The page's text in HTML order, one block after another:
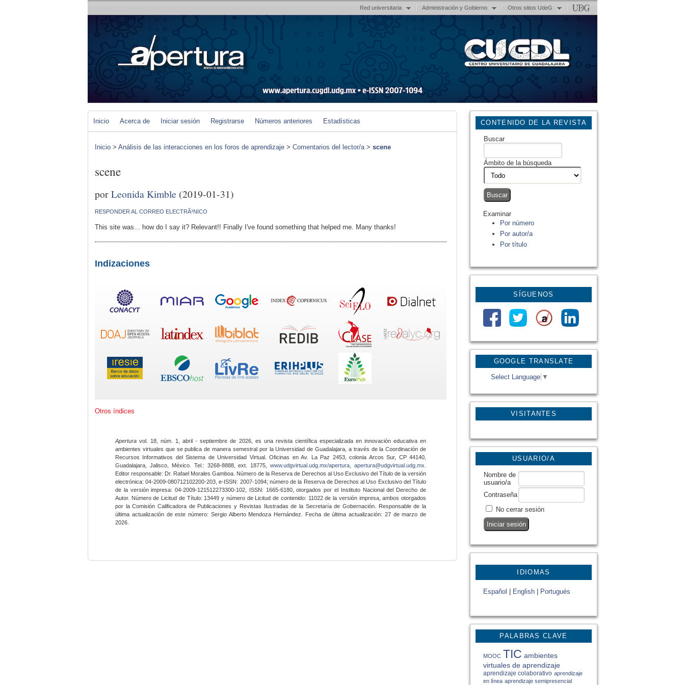
Red universitaria Administración y Gobierno Otros sitios UdeG
GOOGLE TRANSLATE
Select Language ▼
VISITANTES
CONTENIDO DE LA REVISTA
Buscar
Ámbito de la búsqueda
Examinar
Por número
Por autor/a
Por título
SÍGUENOS
USUARIO/A
Nombre de
usuario/a
Contraseña
No cerrar sesión
IDIOMAS
Español English Portugués
PALABRAS CLAVE
MOOC TIC ambientes
virtuales de aprendizaje
aprendizaje colaborativo aprendizaje
en línea aprendizaje semipresencial
Inicio Acerca de Iniciar sesión Registrarse Números anteriores Estadísticas
Inicio > Análisis de las interacciones en los foros de aprendizaje > Comentarios del lector/a> scene
scene
porLeonida Kimble (2019-01-31)
RESPONDER AL CORREO ELECTRÃ³NICO
This site was... how do I say it? Relevant!! Finally I've found something that helped me. Many thanks!
Indizaciones
Otros índices
Apertura vol. 18, núm. 1, abril - septiembre de 2026, es una revista científica especializada en innovación educativa en
ambientes virtuales que se publica de manera semestral por la Universidad de Guadalajara, a través de la Coordinación de
Recursos Informativos del Sistema de Universidad Virtual. Oficinas en Av. La Paz 2453, colonia Arcos Sur, CP 44140,
Guadalajara, Jalisco, México. Tel.: 3268-8888, ext. 18775,www.udgvirtual.udg.mx/apertura apertura@udgvirtual.udg.mx
Editor responsable: Dr. Rafael Morales Gamboa. Número de la Reserva de Derechos al Uso Exclusivo del Título de la versión
electrónica: 04-2009-080712102200-203, e-ISSN: 2007-1094; número de la Reserva de Derechos al Uso Exclusivo del Título
de la versión impresa: 04-2009-121512273300-102, ISSN: 1665-6180, otorgados por el Instituto Nacional del Derecho de
Autor. Número de Licitud de Título: 13449 y número de Licitud de contenido: 11022 de la versión impresa, ambos otorgados
por la Comisión Calificadora de Publicaciones y Revistas Ilustradas de la Secretaría de Gobernación. Responsable de la
última actualización de este número: Sergio Alberto Mendoza Hernández. Fecha de última actualización: 27 de marzo de
2026.